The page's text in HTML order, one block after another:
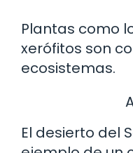
Plantas como
xerófitos son
ecosistemas.
El desierto del